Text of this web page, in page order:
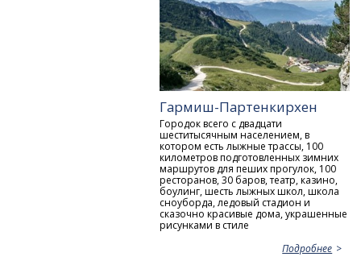
Гармиш-Партенкирхен
Городок всего с двадцати
шеститысячным населением, в
котором есть лыжные трассы, 100
километров подготовленных зимних
маршрутов для пеших прогулок, 100
ресторанов, 30 баров, театр, казино,
боулинг, шесть лыжных школ, школа
сноуборда, ледовый стадион и
сказочно красивые дома, украшенные
рисунками в стиле
Подробнее